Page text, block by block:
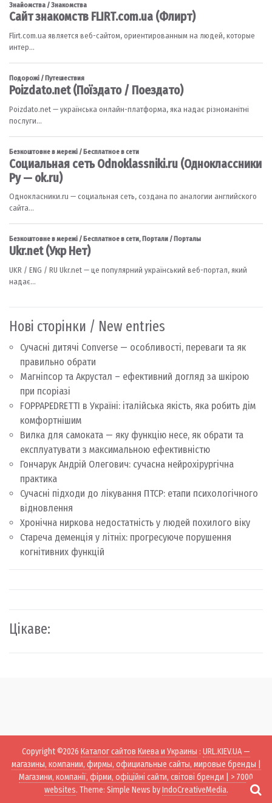
Нові сторінки / New entries
Сучасні дитячі Converse — особливості, переваги та як
правильно обрати
Магніпсор та Акрустал – ефективний догляд за шкірою
при псоріазі
FOPPAPEDRETTI в Україні: італійська якість, яка робить дім
комфортнішим
Вилка для самоката — яку функцію несе, як обрати та
експлуатувати з максимальною ефективністю
Гончарук Андрій Олегович: сучасна нейрохірургічна
практика
Сучасні підходи до лікування ПТСР: етапи психологічного
відновлення
Хронічна ниркова недостатність у людей похилого віку
Стареча деменція у літніх: прогресуюче порушення
когнітивних функцій
Цікаве:
Copyright ©2026 Каталог сайтов Киева и Украины : URL.KIEV.UA —
магазины, компании, фирмы, официальные сайты, мировые бренды |
Магазини, компанії, фірми, офіційні сайти, світові бренди | > 7000
websites. Theme: Simple News byIndoCreativeMedia.